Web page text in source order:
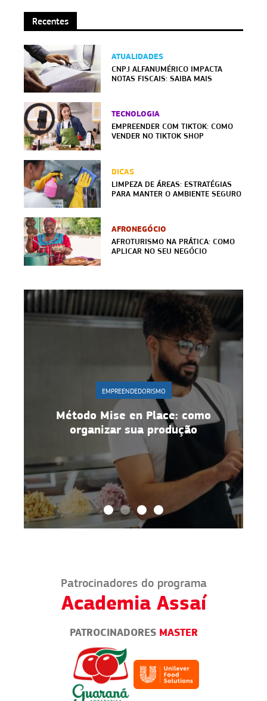
Recentes
ATUALIDADES
CNPJ ALFANUMÉRICO IMPACTA
NOTAS FISCAIS: SAIBA MAIS
TECNOLOGIA
EMPREENDER COM TIKTOK: COMO
VENDER NO TIKTOK SHOP
DICAS
LIMPEZA DE ÁREAS: ESTRATÉGIAS
PARA MANTER O AMBIENTE SEGURO
AFRONEGÓCIO
AFROTURISMO NA PRÁTICA: COMO
APLICAR NO SEU NEGÓCIO
EMPREENDEDORISMO
Método Mise en Place: como
organizar sua produção
Patrocinadores do programa
Academia Assaí
PATROCINADORES MASTER